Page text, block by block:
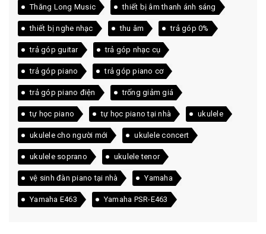
Thăng Long Music thiết bị âm thanh ánh sáng
thiết bị nghe nhạc thu âm trả góp 0%
trả góp guitar trả góp nhạc cụ
trả góp piano trả góp piano cơ
trả góp piano điện trống giảm giá
tự học piano tự học piano tại nhà ukulele
ukulele cho người mới ukulele concert
ukulele soprano ukulele tenor
vệ sinh đàn piano tại nhà Yamaha
Yamaha E463 Yamaha PSR-E463